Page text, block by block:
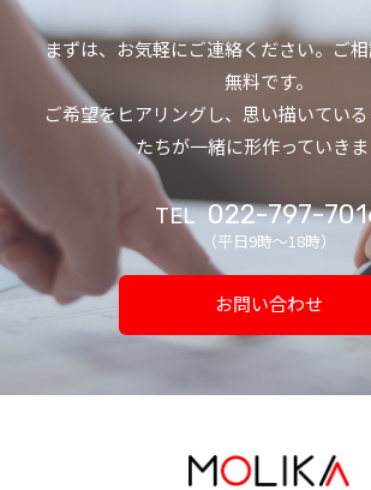
まずは、お気軽にご連絡ください。ご
無料です。
ご希望をヒアリングし、思い描いてい
たちが一緒に形作っていきま
TEL 022-797-
（平日9時〜18時）
お問い合わせ